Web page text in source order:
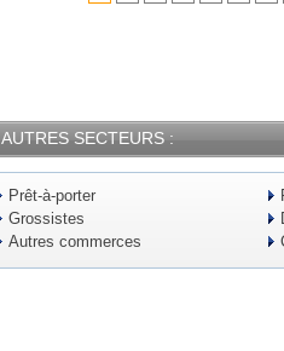
AUTRES SECTEURS :
Prêt-à-porter
Grossistes
Autres commerces